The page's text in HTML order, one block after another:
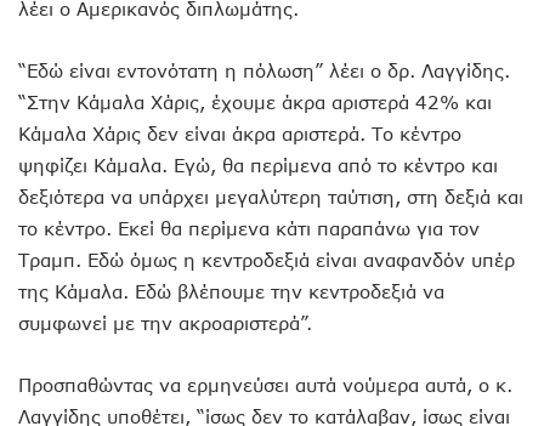
λέει ο Αμερικανός διπλωμάτης.
“Εδώ είναι εντονότατη η πόλωση” λέει ο δρ. Λαγγίδης.
“Στην Κάμαλα Χάρις, έχουμε άκρα αριστερά 42% και
Κάμαλα Χάρις δεν είναι άκρα αριστερά. Το κέντρο
ψηφίζει Κάμαλα. Εγώ, θα περίμενα από το κέντρο και
δεξιότερα να υπάρχει μεγαλύτερη ταύτιση, στη δεξιά και
το κέντρο. Εκεί θα περίμενα κάτι παραπάνω για τον
Τραμπ. Εδώ όμως η κεντροδεξιά είναι αναφανδόν υπέρ
της Κάμαλα. Εδώ βλέπουμε την κεντροδεξιά να
συμφωνεί με την ακροαριστερά”.
Προσπαθώντας να ερμηνεύσει αυτά νούμερα αυτά, ο κ.
Λαγγίδης υποθέτει, “ίσως δεν το κατάλαβαν, ίσως είναι